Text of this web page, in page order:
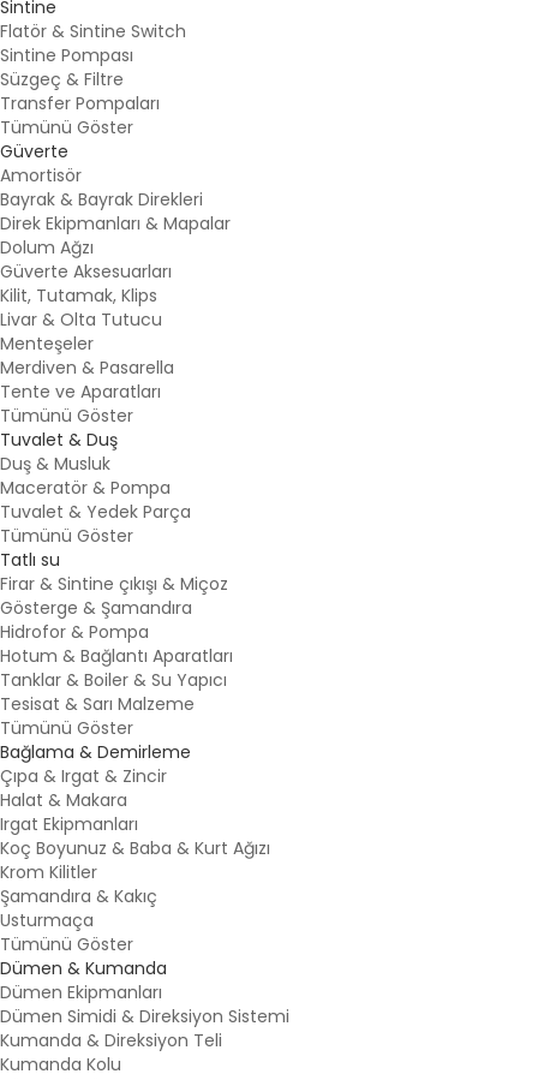
Sintine
Flatör & Sintine Switch
Sintine Pompası
Süzgeç & Filtre
Transfer Pompaları
Tümünü Göster
Güverte
Amortisör
Bayrak & Bayrak Direkleri
Direk Ekipmanları & Mapalar
Dolum Ağzı
Güverte Aksesuarları
Kilit, Tutamak, Klips
Livar & Olta Tutucu
Menteşeler
Merdiven & Pasarella
Tente ve Aparatları
Tümünü Göster
Tuvalet & Duş
Duş & Musluk
Maceratör & Pompa
Tuvalet & Yedek Parça
Tümünü Göster
Tatlı su
Firar & Sintine çıkışı & Miçoz
Gösterge & Şamandıra
Hidrofor & Pompa
Hotum & Bağlantı Aparatları
Tanklar & Boiler & Su Yapıcı
Tesisat & Sarı Malzeme
Tümünü Göster
Bağlama & Demirleme
Çıpa & Irgat & Zincir
Halat & Makara
Irgat Ekipmanları
Koç Boyunuz & Baba & Kurt Ağızı
Krom Kilitler
Şamandıra & Kakıç
Usturmaça
Tümünü Göster
Dümen & Kumanda
Dümen Ekipmanları
Dümen Simidi & Direksiyon Sistemi
Kumanda & Direksiyon Teli
Kumanda Kolu